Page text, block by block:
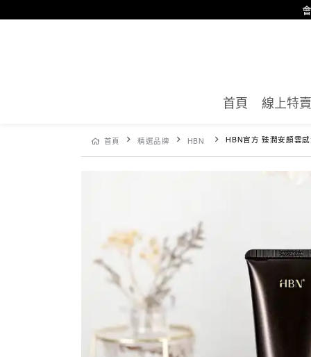
首頁 線上特
首頁 精選品牌 HBN HBN官方 臻潤安顏雲